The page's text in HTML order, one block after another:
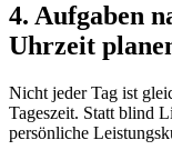
4. Aufgaben
Uhrzeit
Nicht jeder Tag ist
Tageszeit. Statt blind
persönliche